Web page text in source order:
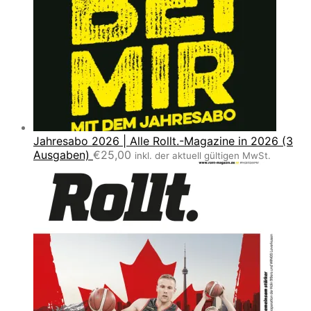
Jahresabo 2026 | Alle Rollt.-Magazine in 2026 (3
Ausgaben) €25,00 inkl. der aktuell gültigen MwSt.